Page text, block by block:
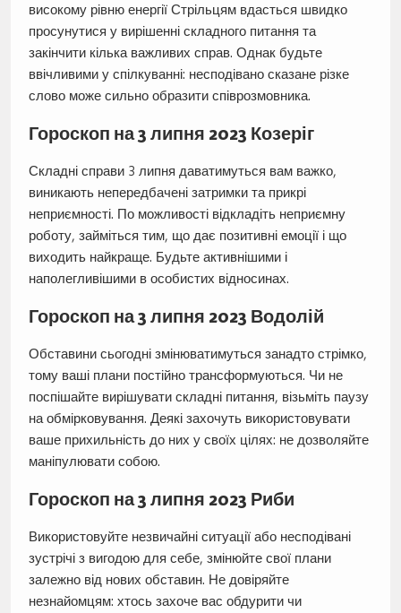
високому рівню енергії Стрільцям вдасться швидко
просунутися у вирішенні складного питання та
закінчити кілька важливих справ. Однак будьте
ввічливими у спілкуванні: несподівано сказане різке
слово може сильно образити співрозмовника.
Гороскоп на 3 липня 2023 Козеріг
Складні справи 3 липня даватимуться вам важко,
виникають непередбачені затримки та прикрі
неприємності. По можливості відкладіть неприємну
роботу, займіться тим, що дає позитивні емоції і що
виходить найкраще. Будьте активнішими і
наполегливішими в особистих відносинах.
Гороскоп на 3 липня 2023 Водолій
Обставини сьогодні змінюватимуться занадто стрімко,
тому ваші плани постійно трансформуються. Чи не
поспішайте вирішувати складні питання, візьміть паузу
на обмірковування. Деякі захочуть використовувати
ваше прихильність до них у своїх цілях: не дозволяйте
маніпулювати собою.
Гороскоп на 3 липня 2023 Риби
Використовуйте незвичайні ситуації або несподівані
зустрічі з вигодою для себе, змінюйте свої плани
залежно від нових обставин. Не довіряйте
незнайомцям: хтось захоче вас обдурити чи